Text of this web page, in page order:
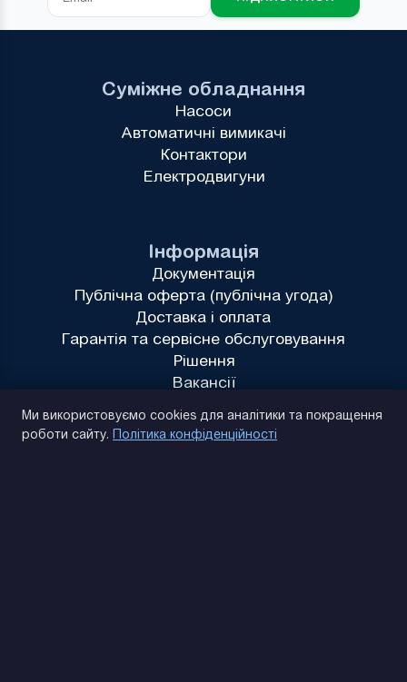
Інформація
Документація
Публічна оферта (публічна угода)
Доставка і оплата
Гарантія та сервісне обслуговування
Рішення
Вакансії
Суміжне обладнання
Насоси
Автоматичні вимикачі
Контактори
Електродвигуни
Ми використовуємо cookies для аналітики та покращення
роботи сайту. Політика конфіденційності